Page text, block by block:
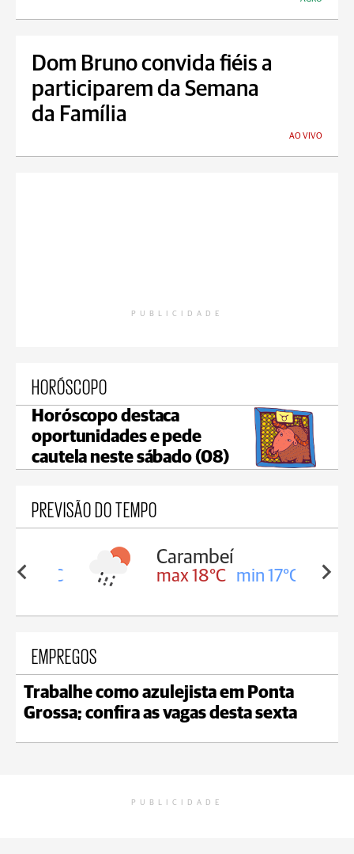
Dom Bruno convida fiéis a
participarem da Semana
da Família
AO VIVO
PUBLICIDADE
HORÓSCOPO
Horóscopo destaca
oportunidades e pede
cautela neste sábado (08)
PREVISÃO DO TEMPO
18°C
Carambeí
max 18°C min 17°C
EMPREGOS
Trabalhe como azulejista em Ponta
Grossa; confira as vagas desta sexta
PUBLICIDADE